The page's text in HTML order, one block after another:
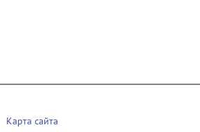
Карта сайта